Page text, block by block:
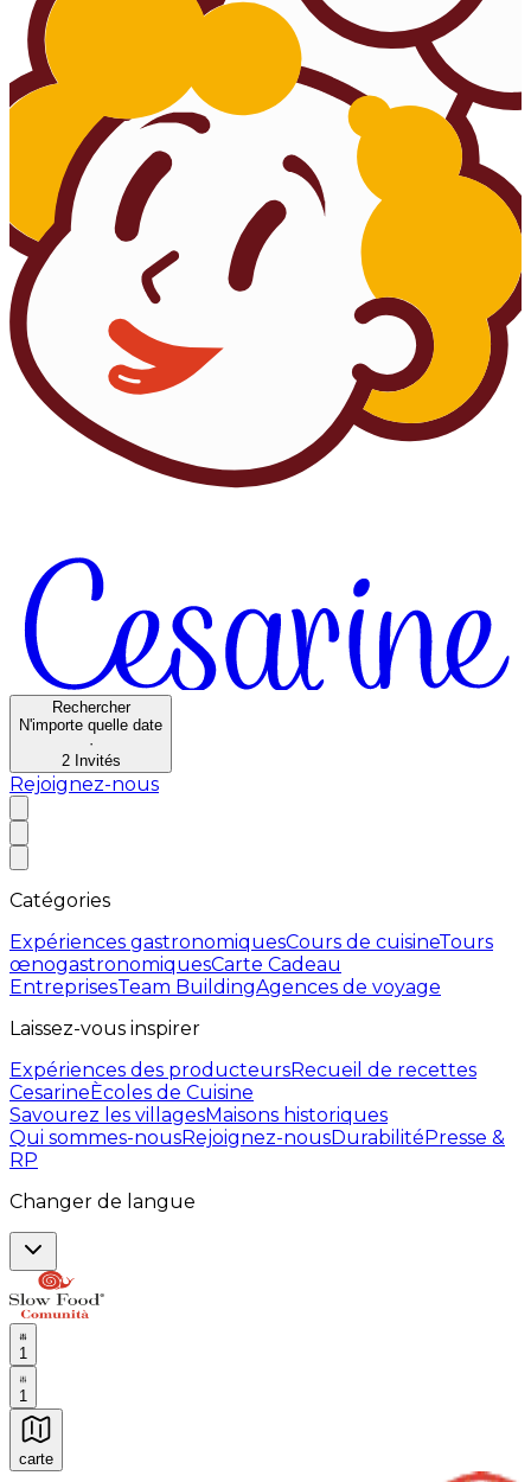
Rechercher
N'importe quelle date
·
2 Invités
Rejoignez-nous
Catégories
Expériences gastronomiquesCours de cuisineTours
œnogastronomiquesCarte Cadeau
EntreprisesTeam BuildingAgences de voyage
Laissez-vous inspirer
Expériences des producteursRecueil de recettes
CesarineÈcoles de Cuisine
Savourez les villagesMaisons historiques
Qui sommes-nousRejoignez-nousDurabilitéPresse &
RP
Changer de langue
1
1
carte